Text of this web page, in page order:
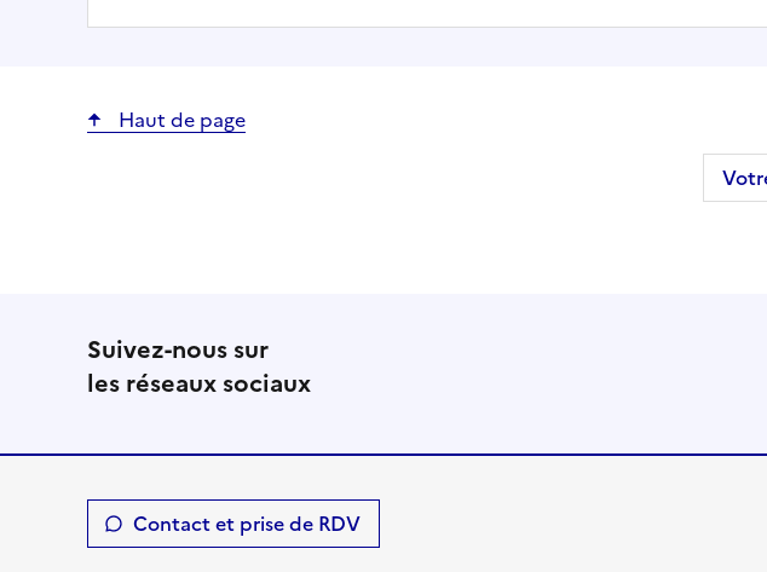
Haut de page
Suivez-nous sur
les réseaux sociaux
Contact et prise de RDV